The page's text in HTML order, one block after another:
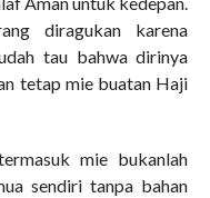
diragukan karena
tau bahwa dirinya
tetap mie buatan Haji
mie bukanlah
sendiri tanpa bahan